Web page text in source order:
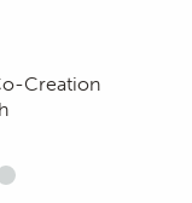
Creation
Büro aus
Schweiz.
der